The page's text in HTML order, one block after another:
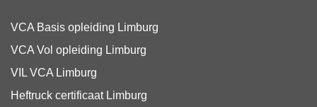
VCA Basis opleiding Limburg
VCA Vol opleiding Limburg
VIL VCA Limburg
Heftruck certificaat Limburg